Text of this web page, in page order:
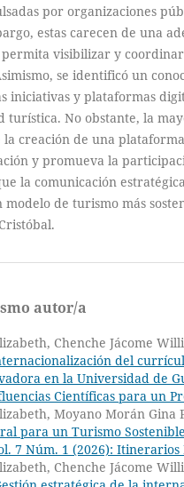
por organizaciones
estas carecen de una
visibilizar y coordinar
se identificó un
iniciativas y plataformas
turística. No obstante, la
creación de una plataforma
y promueva la
la comunicación
de turismo más
autor/a
Chenche Jácome
del
en la Universidad de
Científicas para un
Moyano Morán
para un Turismo
7 Núm. 1 (2026):
Chenche Jácome